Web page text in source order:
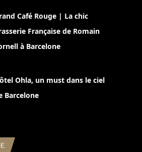
Café Rouge | La chic
Française de Romain
à Barcelone
Ohla, un must dans le ciel
Barcelone